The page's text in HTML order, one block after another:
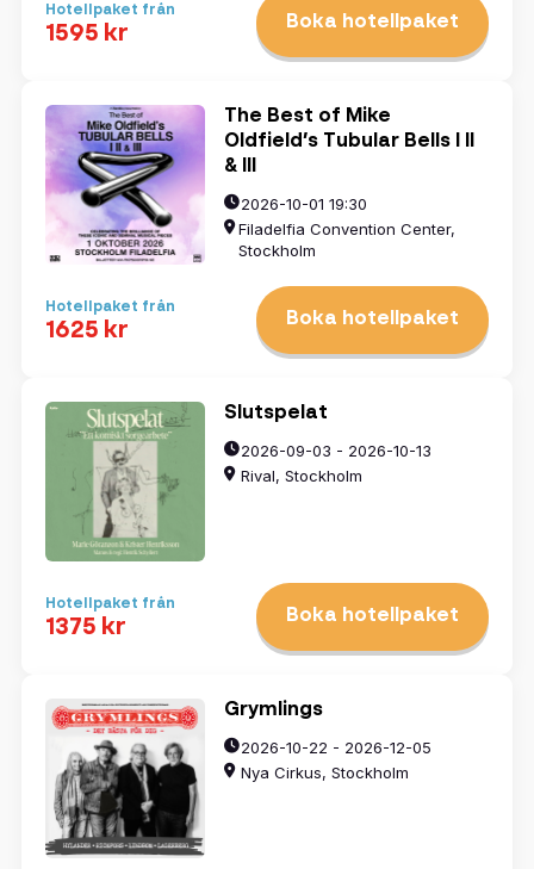
Hotellpaket från
1595 kr Boka hotellpaket
The Best of Mike
Oldfield’s Tubular Bells I II
& III
2026-10-01 19:30
Filadelfia Convention Center,
Stockholm
Hotellpaket från
1625 kr Boka hotellpaket
Slutspelat
2026-09-03 - 2026-10-13
Rival, Stockholm
Hotellpaket från
1375 kr Boka hotellpaket
Grymlings
2026-10-22 - 2026-12-05
Nya Cirkus, Stockholm